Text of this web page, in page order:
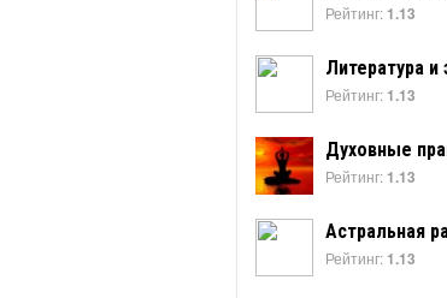
Рейтинг: 1.13
Литература и
Рейтинг: 1.13
Духовные
Рейтинг: 1.13
Астральная
Рейтинг: 1.13